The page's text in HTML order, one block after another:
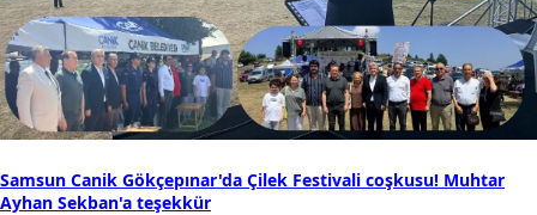
Samsun Canik Gökçepınar'da Çilek Festivali coşkusu! Muhtar
Ayhan Sekban'a teşekkür